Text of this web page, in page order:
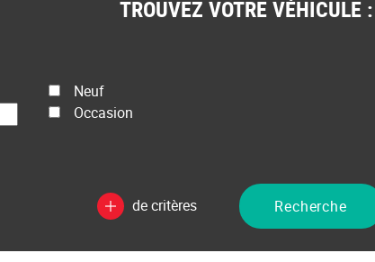
TROUVEZ VOTRE VÉHICULE :
État Neuf
Occasion
de critères Recherche